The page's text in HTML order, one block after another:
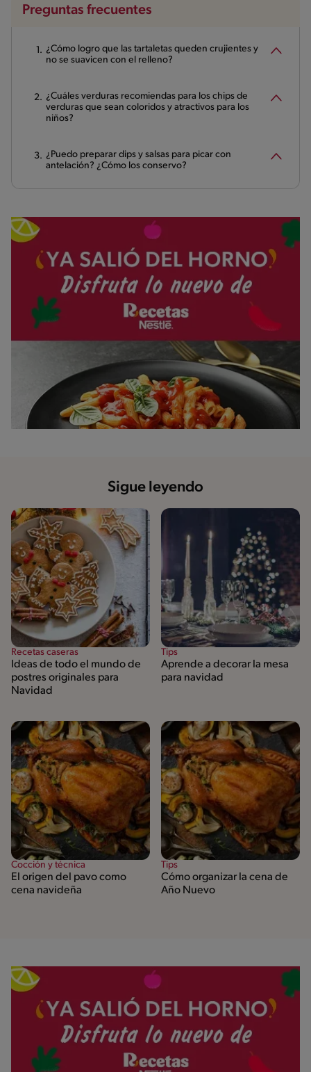
Preguntas frecuentes
¿Cómo logro que las tartaletas queden crujientes y
no se suavicen con el relleno?
¿Cuáles verduras recomiendas para los chips de
verduras que sean coloridos y atractivos para los
niños?
¿Puedo preparar dips y salsas para picar con
antelación? ¿Cómo los conservo?
Sigue leyendo
Recetas caseras
Ideas de todo el mundo de
postres originales para
Navidad
Tips
Aprende a decorar la mesa
para navidad
Cocción y técnica
El origen del pavo como
cena navideña
Tips
Cómo organizar la cena de
Año Nuevo